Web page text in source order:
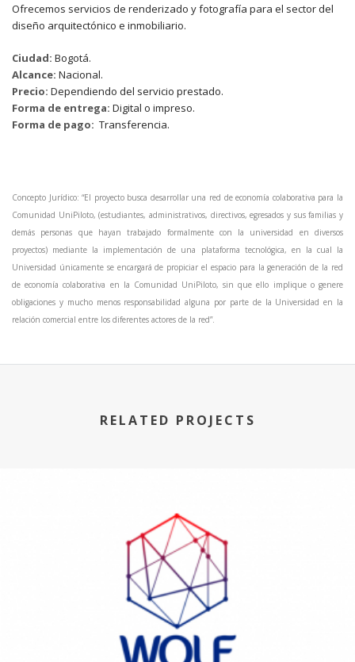
Ofrecemos servicios de renderizado y fotografía para el sector del
diseño arquitectónico e inmobiliario.
Ciudad: Bogotá.
Alcance: Nacional.
Precio: Dependiendo del servicio prestado.
Forma de entrega: Digital o impreso.
Forma de pago: Transferencia.
Concepto Jurídico: “El proyecto busca desarrollar una red de economía colaborativa para la
Comunidad UniPiloto, (estudiantes, administrativos, directivos, egresados y sus familias y
demás personas que hayan trabajado formalmente con la universidad en diversos
proyectos) mediante la implementación de una plataforma tecnológica, en la cual la
Universidad únicamente se encargará de propiciar el espacio para la generación de la red
de economía colaborativa en la Comunidad UniPiloto, sin que ello implique o genere
obligaciones y mucho menos responsabilidad alguna por parte de la Universidad en la
relación comercial entre los diferentes actores de la red”.
RELATED PROJECTS